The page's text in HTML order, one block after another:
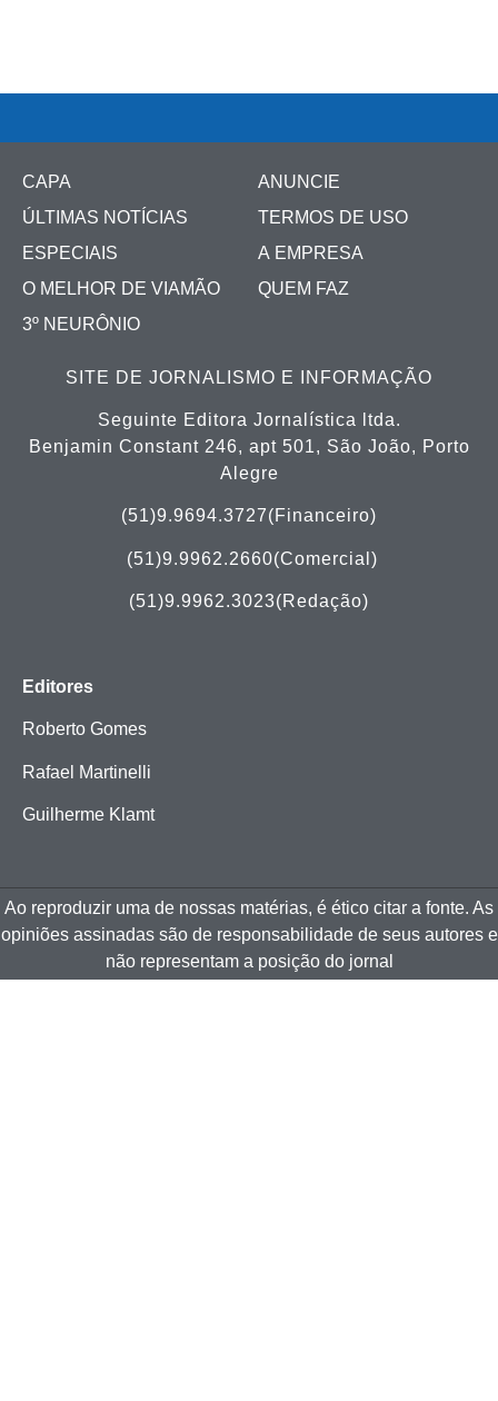
CAPA
ÚLTIMAS NOTÍCIAS
ESPECIAIS
O MELHOR DE VIAMÃO
3º NEURÔNIO
ANUNCIE
TERMOS DE USO
A EMPRESA
QUEM FAZ
SITE DE JORNALISMO E INFORMAÇÃO
Seguinte Editora Jornalística ltda.
Benjamin Constant 246, apt 501, São João, Porto
Alegre
(51)9.9694.3727(Financeiro)
(51)9.9962.2660(Comercial)
(51)9.9962.3023(Redação)
Editores
Roberto Gomes
Rafael Martinelli
Guilherme Klamt
Ao reproduzir uma de nossas matérias, é ético citar a fonte. As
opiniões assinadas são de responsabilidade de seus autores e
não representam a posição do jornal